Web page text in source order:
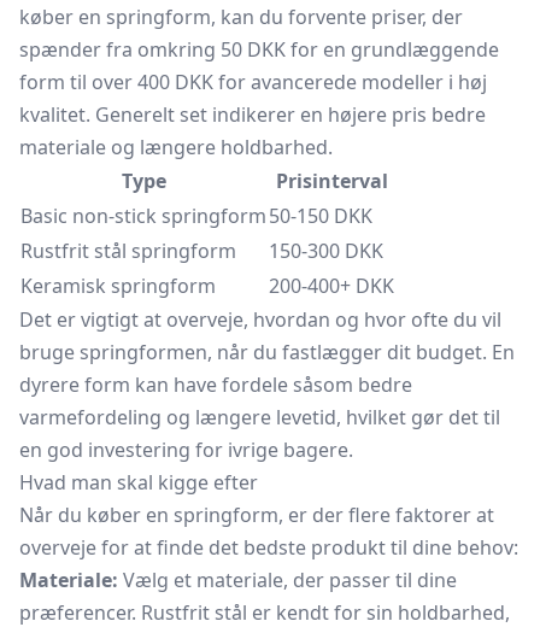
køber en springform, kan du forvente priser, der
spænder fra omkring 50 DKK for en grundlæggende
form til over 400 DKK for avancerede modeller i høj
kvalitet. Generelt set indikerer en højere pris bedre
materiale og længere holdbarhed.
Type
Prisinterval
Basic non-stick springform50-150 DKK
Rustfrit stål springform
150-300 DKK
Keramisk springform
200-400+ DKK
Det er vigtigt at overveje, hvordan og hvor ofte du vil
bruge springformen, når du fastlægger dit budget. En
dyrere form kan have fordele såsom bedre
varmefordeling og længere levetid, hvilket gør det til
en god investering for ivrige bagere.
Hvad man skal kigge efter
Når du køber en springform, er der flere faktorer at
overveje for at finde det bedste produkt til dine behov:
Materiale: Vælg et materiale, der passer til dine
præferencer. Rustfrit stål er kendt for sin holdbarhed,